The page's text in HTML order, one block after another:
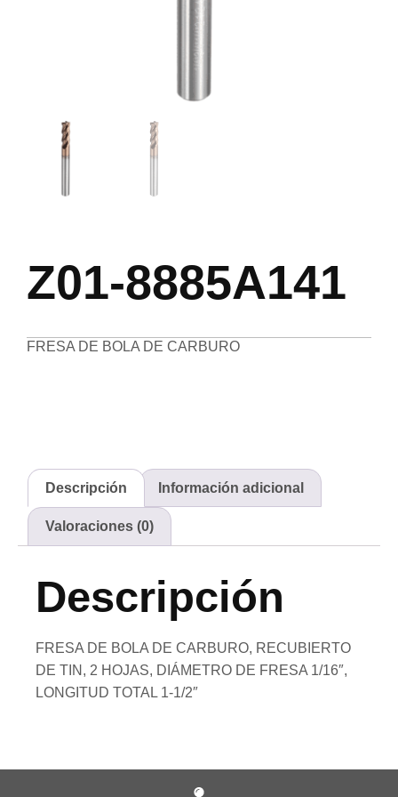
Z01-8885A141
FRESA DE BOLA DE CARBURO
Descripción Información adicional
Valoraciones (0)
Descripción
FRESA DE BOLA DE CARBURO, RECUBIERTO
DE TIN, 2 HOJAS, DIÁMETRO DE FRESA 1/16″,
LONGITUD TOTAL 1-1/2″